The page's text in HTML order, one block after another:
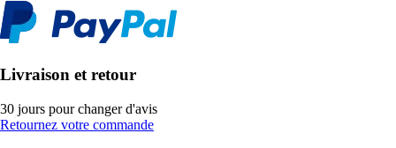
Livraison et retour
30 jours pour changer d'avis
Retournez votre commande